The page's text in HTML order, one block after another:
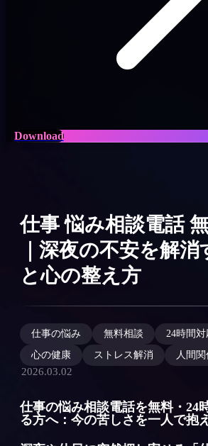
Download
仕事 悩み相談電話
｜深夜の不安を解消
と心の整え方
仕事の悩み 無料相談 24時間対
心の健康
ストレス解消 人間関
2026.03.02
仕事の悩み相談電話を無料・24
る方へ：今の苦しさを一人で抱